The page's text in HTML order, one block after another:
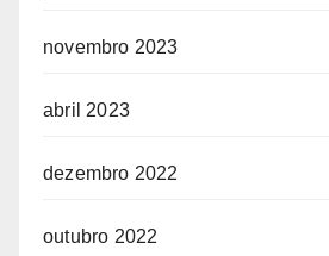
novembro 2023
abril 2023
dezembro 2022
outubro 2022